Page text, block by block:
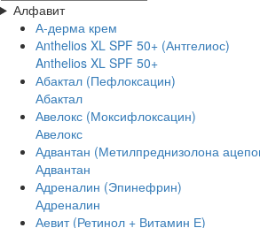
Алфавит
А-дерма крем
Аnthelios XL SPF 50+ (Антгелиос)
Anthelios XL SPF 50+
Абактал (Пефлоксацин)
Абактал
Авелокс (Моксифлоксацин)
Авелокс
Адвантан (Метилпреднизолона
Адвантан
Адреналин (Эпинефрин)
Адреналин
Аевит (Ретинол + Витамин Е)